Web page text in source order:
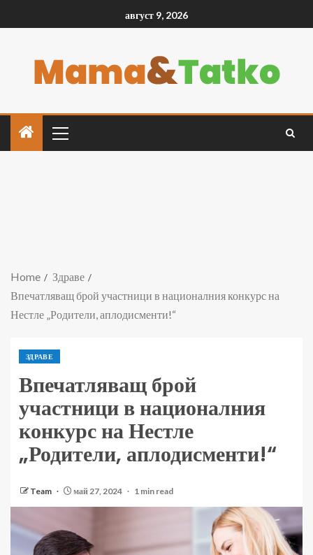
август 9, 2026
Home
Здраве
Впечатляващ брой участници в националния конкурс на
Нестле „Родители, аплодисменти!“
ЗДРАВЕ
Впечатляващ брой
участници в националния
конкурс на Нестле
„Родители, аплодисменти!“
Team май 27, 2024 1 min read